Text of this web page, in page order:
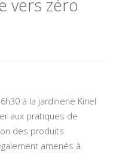
vers zéro
à la jardinerie Kiriel
aux pratiques de
des produits
amenés à